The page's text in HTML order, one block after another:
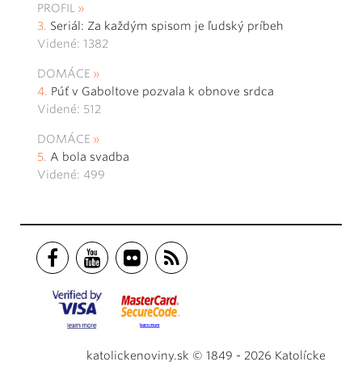
PROFIL
Seriál: Za každým spisom je ľudský príbeh
Videné: 1382
DOMÁCE
Púť v Gaboltove pozvala k obnove srdca
Videné: 512
DOMÁCE
A bola svadba
Videné: 499
katolickenoviny.sk © 1849 - 2026 Katolícke